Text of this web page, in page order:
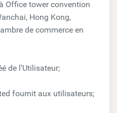
Office tower convention
Hong Kong,
de commerce en
de l’Utilisateur;
fournit aux utilisateurs;